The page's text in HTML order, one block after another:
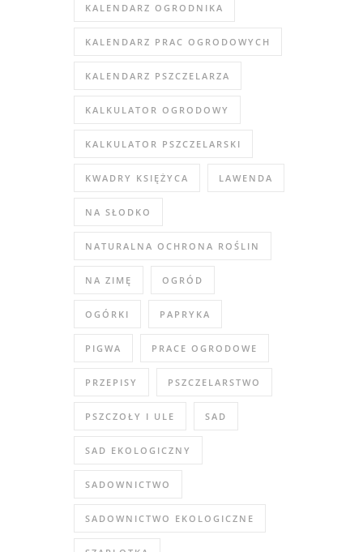
KALENDARZ OGRODNIKA
KALENDARZ PRAC OGRODOWYCH
KALENDARZ PSZCZELARZA
KALKULATOR OGRODOWY
KALKULATOR PSZCZELARSKI
KWADRY KSIĘŻYCA LAWENDA
NA SŁODKO
NATURALNA OCHRONA ROŚLIN
NA ZIMĘ OGRÓD
OGÓRKI PAPRYKA
PIGWA PRACE OGRODOWE
PRZEPISY PSZCZELARSTWO
PSZCZOŁY I ULE SAD
SAD EKOLOGICZNY
SADOWNICTWO
SADOWNICTWO EKOLOGICZNE